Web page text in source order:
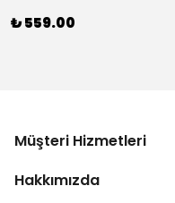
₺ 559.00
Müşteri Hizmetleri
Hakkımızda